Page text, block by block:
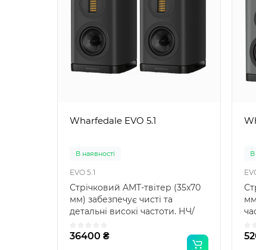
Wharfedale EVO 5.1
В наявності
EVO 5.1
Стрічковий AMT-твітер (35x70
мм) забезпечує чисті та
детальні високі частоти. НЧ/
36400 ₴
В